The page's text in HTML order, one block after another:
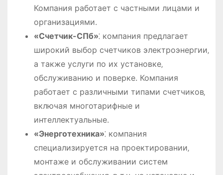
Компания работает с частными лицами и
организациями.
«Счетчик-СПб»⁚ компания предлагает
широкий выбор счетчиков электроэнергии‚
а также услуги по их установке‚
обслуживанию и поверке. Компания
работает с различными типами счетчиков‚
включая многотарифные и
интеллектуальные.
«Энерготехника»⁚ компания
специализируется на проектировании‚
монтаже и обслуживании систем